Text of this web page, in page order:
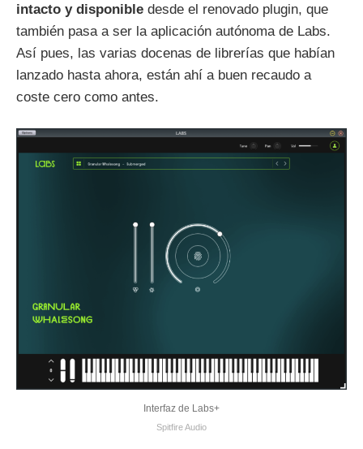
intacto y disponible desde el renovado plugin, que
también pasa a ser la aplicación autónoma de Labs.
Así pues, las varias docenas de librerías que habían
lanzado hasta ahora, están ahí a buen recaudo a
coste cero como antes.
Interfaz de Labs+
Spitfire Audio